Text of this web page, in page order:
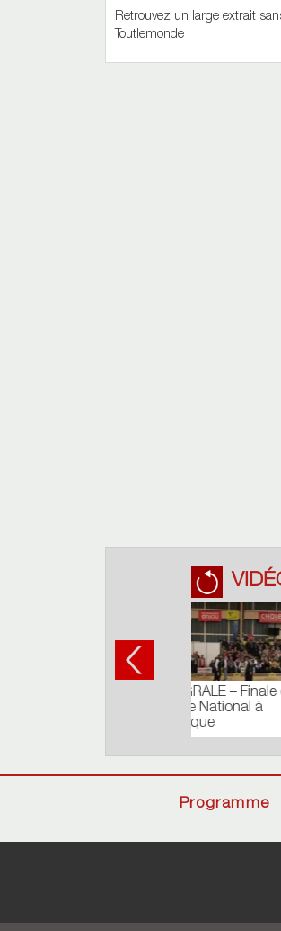
Retrouvez un large extrait
Toutlemonde
Journal du
Août 2018
Programme